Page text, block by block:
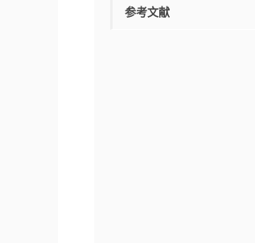
参考文献